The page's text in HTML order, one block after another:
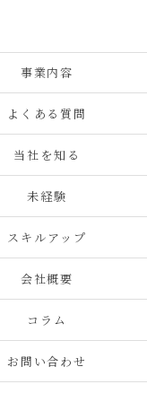
事業内容
よくある質問
当社を知る
未経験
スキルアップ
会社概要
コラム
お問い合わせ